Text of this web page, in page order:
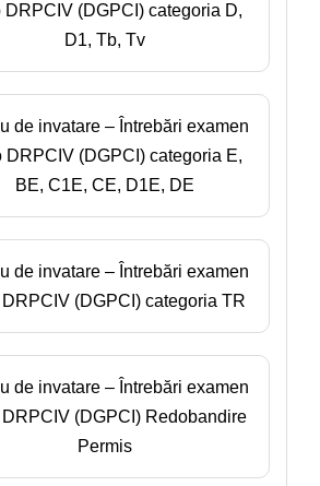
DRPCIV (DGPCI) categoria D,
D1, Tb, Tv
de invatare – Întrebări examen
DRPCIV (DGPCI) categoria E,
BE, C1E, CE, D1E, DE
de invatare – Întrebări examen
(DGPCI) categoria TR
de invatare – Întrebări examen
(DGPCI) Redobandire
Permis